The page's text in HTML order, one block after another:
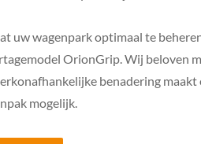
uw wagenpark optimaal te
OrionGrip. Wij beloven
benadering maakt
mogelijk.